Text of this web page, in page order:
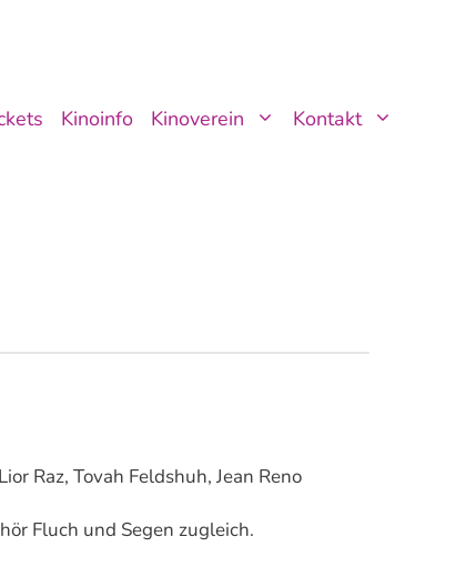
Kinoinfo Kinoverein Kontakt
Raz, Tovah Feldshuh, Jean Reno
Fluch und Segen zugleich.